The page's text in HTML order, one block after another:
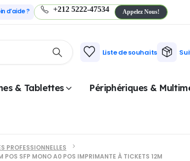
d’aide ? +212 5222-47534 Appelez Nous!
Liste de souhaits
& Tablettes Périphériques &
PROFESSIONNELLES
SFP MONO A0 POS IMPRIMANTE À TICKETS 12M